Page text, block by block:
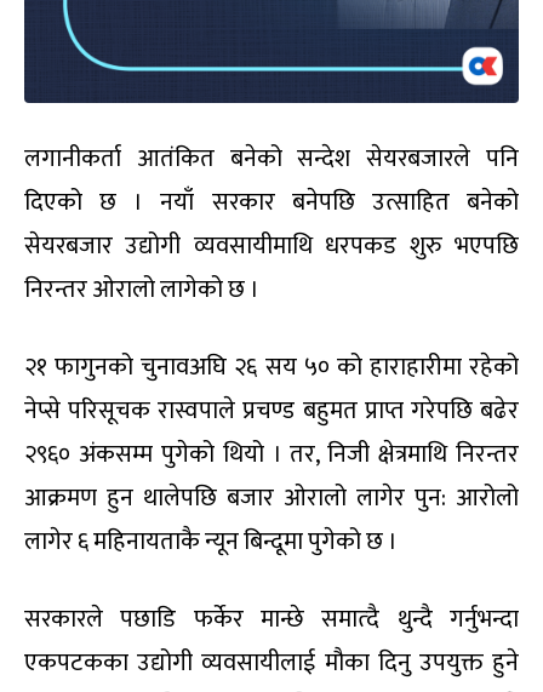
लगानीकर्ता आतंकित बनेको सन्देश सेयरबजारले पनि
दिएको छ । नयाँ सरकार बनेपछि उत्साहित बनेको
सेयरबजार उद्योगी व्यवसायीमाथि धरपकड शुरु भएपछि
निरन्तर ओरालो लागेको छ ।
२१ फागुनको चुनावअघि २६ सय ५० को हाराहारीमा रहेको
नेप्से परिसूचक रास्वपाले प्रचण्ड बहुमत प्राप्त गरेपछि बढेर
२९६० अंकसम्म पुगेको थियो । तर, निजी क्षेत्रमाथि निरन्तर
आक्रमण हुन थालेपछि बजार ओरालो लागेर पुन: आरोलो
लागेर ६ महिनायताकै न्यून बिन्दूमा पुगेको छ ।
सरकारले पछाडि फर्केर मान्छे समात्दै थुन्दै गर्नुभन्दा
एकपटकका उद्योगी व्यवसायीलाई मौका दिनु उपयुक्त हुने